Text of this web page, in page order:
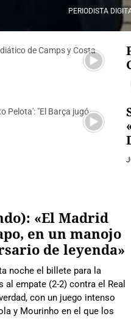
PERIODISTA
«El Madrid
en un manojo
de leyenda»
noche el billete para la
empate (2-2) contra el Real
con un juego intenso
y Mourinho en el que los